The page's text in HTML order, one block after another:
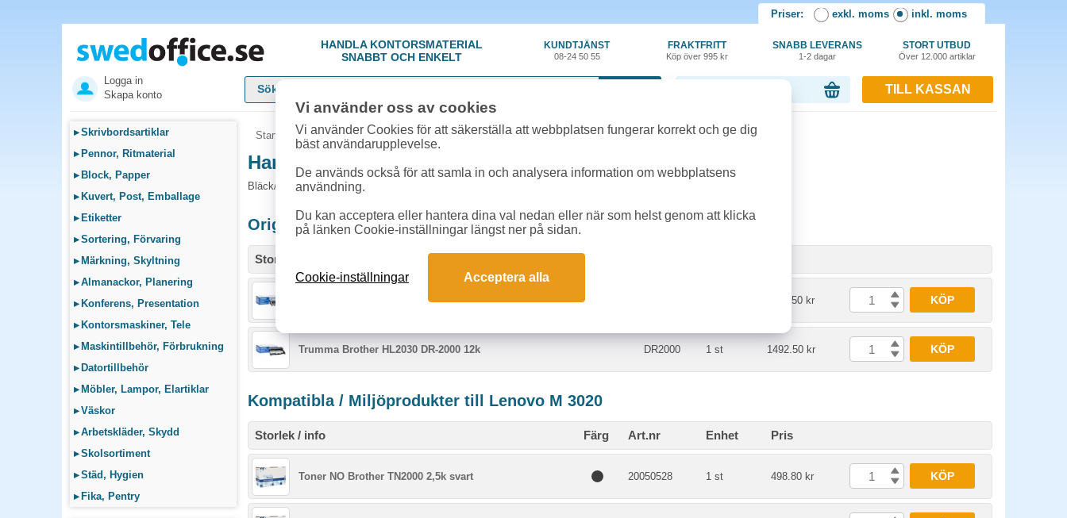
Priser: exkl. moms inkl. moms
HANDLA KONTORSMATERIAL
SNABBT OCH ENKELT
KUNDTJÄNST
08-24 50 55
FRAKTFRITT
Köp över 995 kr
SNABB LEVERANS
1-2 dagar
STORT UTBUD
Över 12.000 artiklar
Logga in
Skapa konto
TILL KASSAN
▸Skrivbordsartiklar
▸ Pennor, Ritmaterial
▸ Block, Papper
▸ Kuvert, Post, Emballage
▸ Etiketter
▸Sortering, Förvaring
▸ Märkning, Skyltning
▸Almanackor, Planering
▸ Konferens, Presentation
▸ Kontorsmaskiner, Tele
▸ Maskintillbehör, Förbrukning
▸ Datortillbehör
▸ Möbler, Lampor, Elartiklar
▸Väskor
▸Arbetskläder, Skydd
▸Skolsortiment
▸Städ, Hygien
▸ Fika, Pentry
Startsida » Sök bläck & toner»Lenovo M 3020
Handla Bläck/Toner till Lenovo M 3020 online
Bläck/Toner och tillbehör som passar till Lenovo M 3020
Originalprodukter till Lenovo M 3020
Storlek / info
Toner Brother HL2030 TN-2000 2,5k svart 1192.50 kr KÖP
Trumma Brother HL2030 DR-2000 12k DR2000 1 st 1492.50 kr KÖP
Kompatibla / Miljöprodukter till Lenovo M 3020
Storlek / info Färg Art.nr Enhet Pris
Toner NO Brother TN2000 2,5k svart 20050528 1 st 498.80 kr KÖP
Vi använder oss av cookies
Vi använder Cookies för att säkerställa att webbplatsen fungerar korrekt och ge dig
bäst användarupplevelse.
De används också för att samla in och analysera information om webbplatsens
användning.
Du kan acceptera eller hantera dina val nedan eller när som helst genom att klicka
på länken Cookie-inställningar längst ner på sidan.
Cookie-inställningar Acceptera alla